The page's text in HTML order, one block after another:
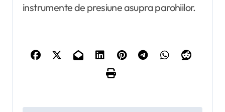
instrumente de presiune asupra parohiilor.